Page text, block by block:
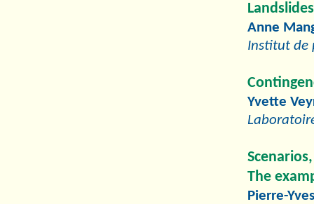
Anne
Institut de
Yvette
The
Pierre-